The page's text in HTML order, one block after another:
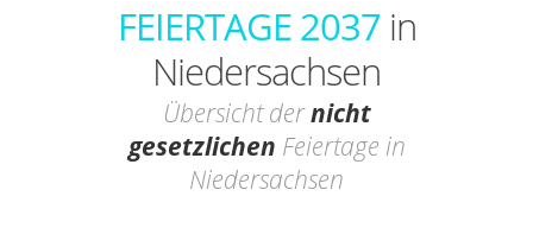
FEIERTAGE 2037in
Niedersachsen
Übersicht dernicht
gesetzlichen Feiertage in
Niedersachsen